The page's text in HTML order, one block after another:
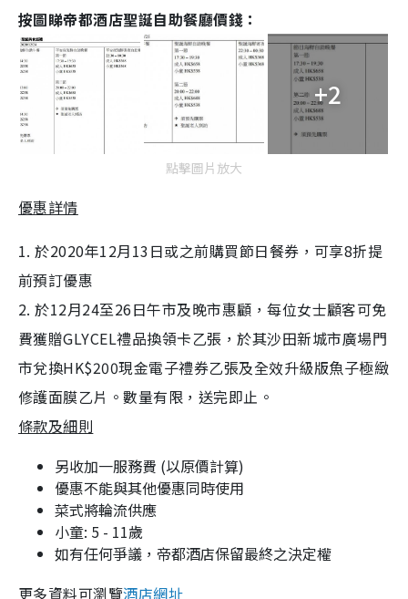
按圖睇帝都酒店聖誕自助餐廳價錢：
+2
點擊圖片放大
優惠詳情
1. 於2020年12月13日或之前購買節日餐券，可享8折提
前預訂優惠
2. 於12月24至26日午市及晚市惠顧，每位女士顧客可免
費獲贈GLYCEL禮品換領卡乙張，於其沙田新城市廣場門
市兌換HK$200現金電子禮券乙張及全效升級版魚子極緻
修護面膜乙片。數量有限，送完即止。
條款及細則
另收加一服務費 (以原價計算)
優惠不能與其他優惠同時使用
菜式將輪流供應
小童: 5 - 11歲
如有任何爭議，帝都酒店保留最終之決定權
更多資料可瀏覽酒店網址